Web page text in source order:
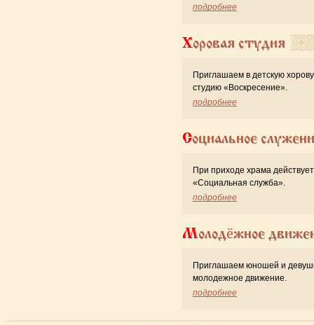
подробнее
Хоровая студия
Приглашаем в детскую
студию «Воскресение».
подробнее
Социальное
При приходе храма действует
«Cоциальная служба».
подробнее
Молодёжное
Приглашаем юношей и
молодежное движение.
подробнее